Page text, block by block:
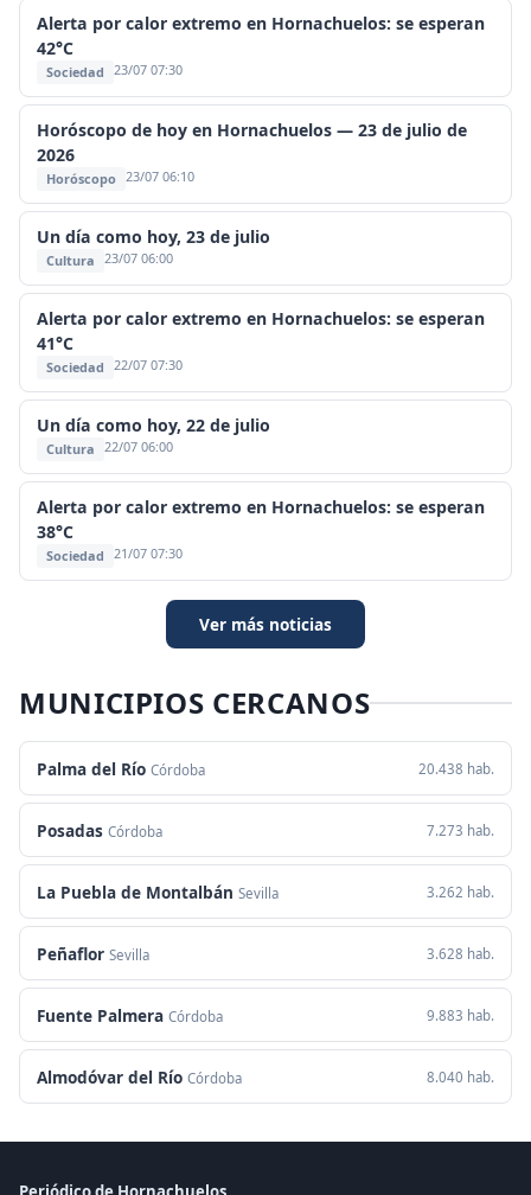
Alerta por calor extremo en Hornachuelos: se esperan
42°C
Sociedad 23/07 07:30
Horóscopo de hoy en Hornachuelos — 23 de julio de
2026
Horóscopo 23/07 06:10
Un día como hoy, 23 de julio
Cultura 23/07 06:00
Alerta por calor extremo en Hornachuelos: se esperan
41°C
Sociedad 22/07 07:30
Un día como hoy, 22 de julio
Cultura 22/07 06:00
Alerta por calor extremo en Hornachuelos: se esperan
38°C
Sociedad 21/07 07:30
Ver más noticias
MUNICIPIOS CERCANOS
Palma del Río Córdoba 20.438 hab.
Posadas Córdoba 7.273 hab.
La Puebla de Montalbán Sevilla 3.262 hab.
Peñaflor Sevilla 3.628 hab.
Fuente Palmera Córdoba 9.883 hab.
Almodóvar del Río Córdoba 8.040 hab.